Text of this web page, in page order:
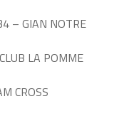
– GIAN NOTRE
LA POMME
CROSS